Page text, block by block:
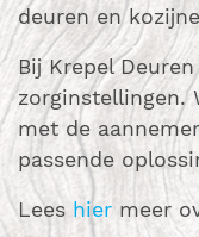
deuren en
Bij Krepel
zorginstellingen.
met de
passende
Lees hier meer